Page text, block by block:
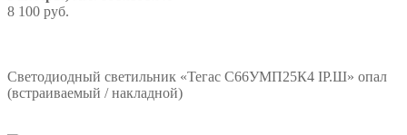
8 100 руб.
Светодиодный светильник «Тегас С66УМП25К4 IP.Ш» опал
(встраиваемый / накладной)